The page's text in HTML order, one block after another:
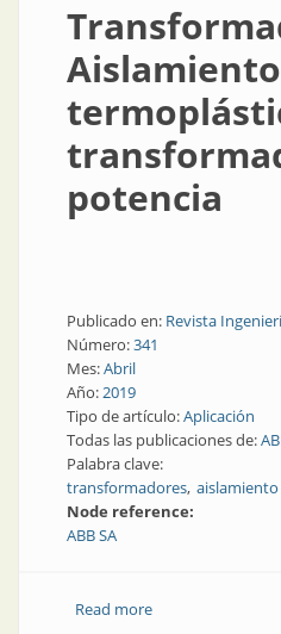
Aislamiento
potencia
Publicado en: Revista
Número:341
Mes:Abril
Año:2019
Tipo de artículo:Aplicación
Todas las publicaciones de:
Palabra clave:
transformadores
Node reference:
ABB SA
Read moreabout